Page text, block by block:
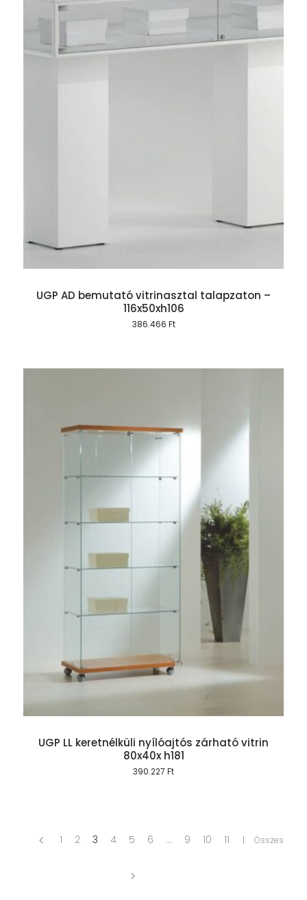
UGP AD bemutató vitrinasztal talapzaton –
116x50xh106
386.466 Ft
UGP LL keretnélküli nyílóajtós zárható vitrin
80x40x h181
390.227 Ft
1 2 3 4 5 6 … 9 10 11 Összes